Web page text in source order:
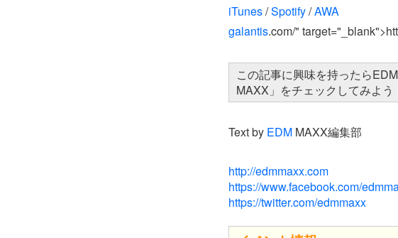
iTunes/Spotify/AWA
galantis.com/"
この記事に興味を持ったら
MAXX」をチェックしてみよう
Text by EDM MAXX編集部
http://edmmaxx.com
https://www.facebook.com/
https://twitter.com/edmmaxx